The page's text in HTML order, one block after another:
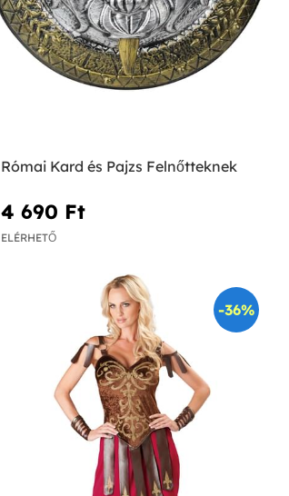
Római Kard és Pajzs Felnőtteknek
4 690 Ft‎
ELÉRHETŐ
-36%